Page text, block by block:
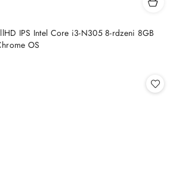
IPS Intel Core i3-N305 8-rdzeni 8GB
OS